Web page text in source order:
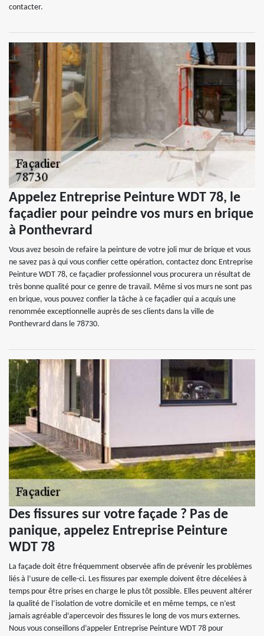
contacter.
Appelez Entreprise Peinture WDT 78, le
façadier pour peindre vos murs en brique
à Ponthevrard
Vous avez besoin de refaire la peinture de votre joli mur de brique et vous
ne savez pas à qui vous confier cette opération, contactez donc Entreprise
Peinture WDT 78, ce façadier professionnel vous procurera un résultat de
très bonne qualité pour ce genre de travail. Même si vos murs ne sont pas
en brique, vous pouvez confier la tâche à ce façadier qui a acquis une
renommée exceptionnelle auprès de ses clients dans la ville de
Ponthevrard dans le 78730.
Des fissures sur votre façade ? Pas de
panique, appelez Entreprise Peinture
WDT 78
La façade doit être fréquemment observée afin de prévenir les problèmes
liés à l’usure de celle-ci. Les fissures par exemple doivent être décelées à
temps pour être prises en charge le plus tôt possible. Elles peuvent altérer
la qualité de l’isolation de votre domicile et en même temps, ce n’est
jamais agréable d’apercevoir des fissures le long de vos murs externes.
Nous vous conseillons d’appeler Entreprise Peinture WDT 78 pour